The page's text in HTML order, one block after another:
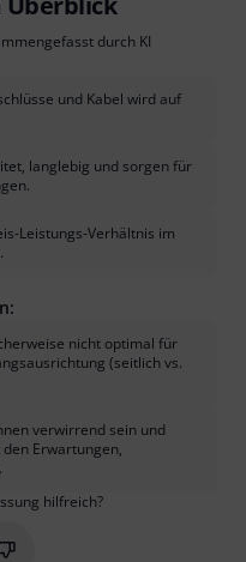
durch KI
und Kabel wird auf
langlebig und sorgen für
Leistungs-Verhältnis im
nicht optimal für
(seitlich vs.
verwirrend sein und
Erwartungen,
hilfreich?
Sie diese
Markieren Sie diese